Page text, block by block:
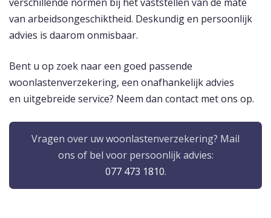
van arbeidsongeschiktheid. Deskundig en persoonlijk
advies is daarom onmisbaar.
Bent u op zoek naar een goed passende
woonlastenverzekering, een onafhankelijk advies
en uitgebreide service? Neem dan contact met ons op.
Vragen over uw woonlastenverzekering? Mail
ons of bel voor persoonlijk advies:
077 473 1810.